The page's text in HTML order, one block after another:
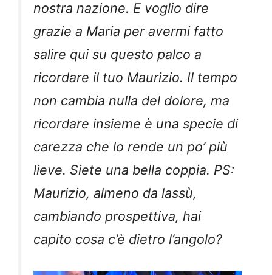
nostra nazione. E voglio dire
grazie a Maria per avermi fatto
salire qui su questo palco a
ricordare il tuo Maurizio. Il tempo
non cambia nulla del dolore, ma
ricordare insieme è una specie di
carezza che lo rende un po’ più
lieve. Siete una bella coppia. PS:
Maurizio, almeno da lassù,
cambiando prospettiva, hai
capito cosa c’è dietro l’angolo?